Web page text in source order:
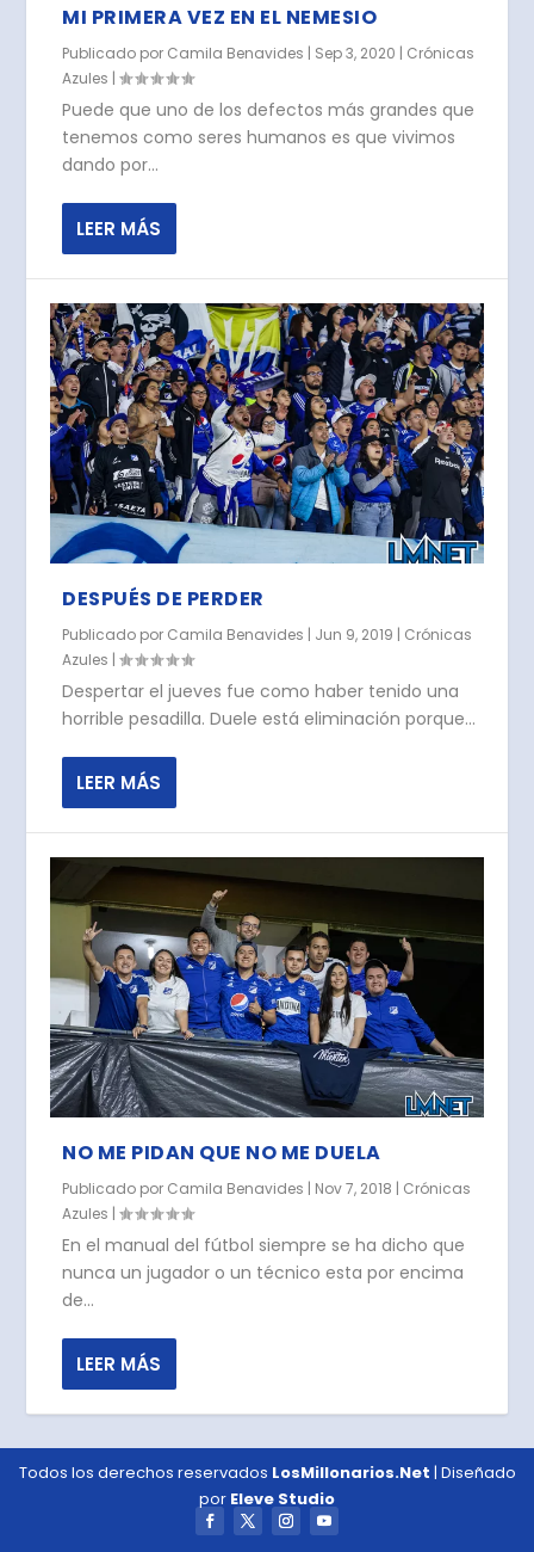
MI PRIMERA VEZ EN EL NEMESIO
Publicado por Camila Benavides | Sep 3, 2020 | Crónicas
Azules |
Puede que uno de los defectos más grandes que
tenemos como seres humanos es que vivimos
dando por...
LEER MÁS
DESPUÉS DE PERDER
Publicado por Camila Benavides | Jun 9, 2019 | Crónicas
Azules |
Despertar el jueves fue como haber tenido una
horrible pesadilla. Duele está eliminación porque...
LEER MÁS
NO ME PIDAN QUE NO ME DUELA
Publicado por Camila Benavides | Nov 7, 2018 | Crónicas
Azules |
En el manual del fútbol siempre se ha dicho que
nunca un jugador o un técnico esta por encima
de...
LEER MÁS
Todos los derechos reservados LosMillonarios.Net | Diseñado
por Eleve Studio